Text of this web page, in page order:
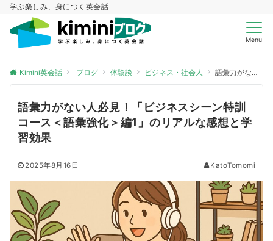
学ぶ楽しみ、身につく英会話
Menu
Kimini英会話 ブログ 体験談 ビジネス・社会人 語彙力がない人必見！「ビジネスシーン特訓コース＜語彙強化＞編1」のリアルな感想と学習効果
語彙力がない人必見！「ビジネスシーン特訓
コース＜語彙強化＞編1」のリアルな感想と学
習効果
2025年8月16日 KatoTomomi